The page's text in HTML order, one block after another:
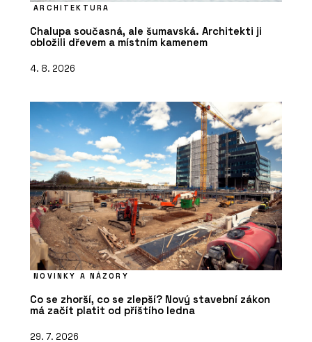
ARCHITEKTURA
Chalupa současná, ale šumavská. Architekti ji
obložili dřevem a místním kamenem
4. 8. 2026
NOVINKY A NÁZORY
Co se zhorší, co se zlepší? Nový stavební zákon
má začít platit od příštího ledna
29. 7. 2026